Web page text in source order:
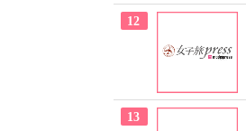
12
13